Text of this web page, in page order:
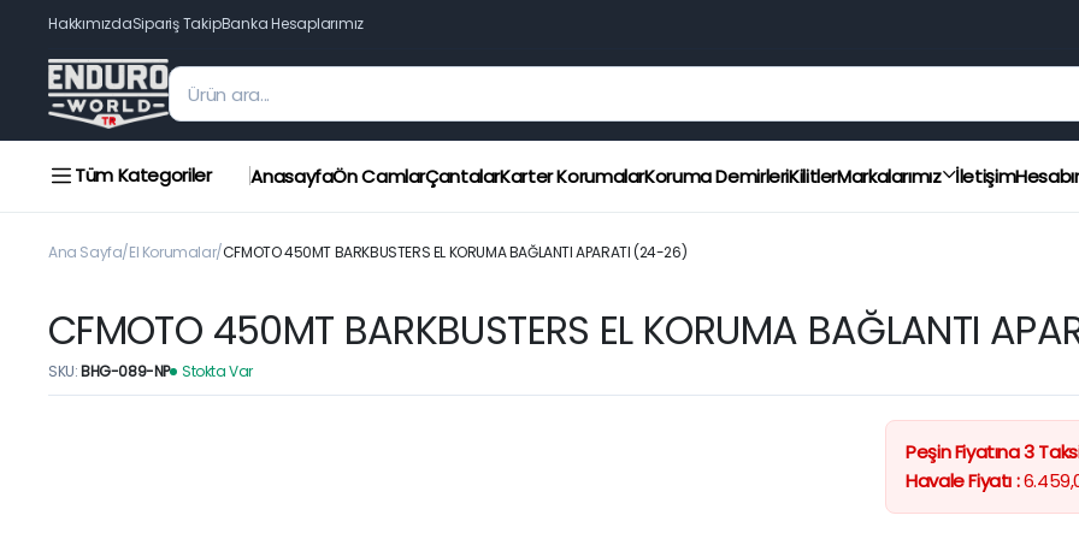
HakkımızdaSipariş TakipBanka Hesaplarımız
Tüm Kategoriler AnasayfaÖn CamlarÇantalarKarter KorumalarKoruma DemirleriKilitlerMarkalarımız İletişim
Ana Sayfa El Korumalar CFMOTO 450MT BARKBUSTERS EL KORUMA BAĞLANTI APARATI (24-26)
CFMOTO 450MT BARKBUSTERS EL KORUMA BAĞLANTI
SKU:BHG-089-NP Stokta Var
Peşin Fiyatına 3
Havale Fiyatı :